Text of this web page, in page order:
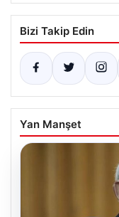
Bizi Takip Edin
Yan Manşet